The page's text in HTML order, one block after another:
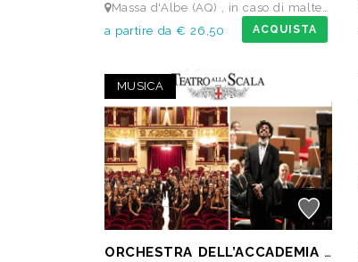
Massa d'Albe (AQ) , in caso di maltempo Teatro dei Marsi Avezzano AQ - Anfiteatro Romano di Alba Fucens
a partire da € 26,50
ACQUISTA
MUSICA
ORCHESTRA DELL’ACCADEMIA TEATRO ALLA SCALA di Milano